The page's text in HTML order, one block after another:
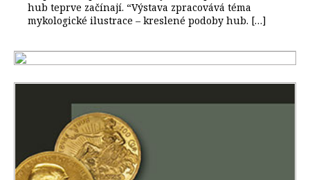
hub teprve začínají. “Výstava zpracovává téma
mykologické ilustrace – kreslené podoby hub. […]